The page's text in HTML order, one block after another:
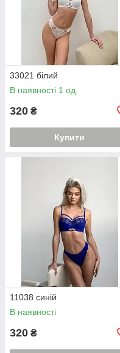
33021 білий
В наявності 1 од.
320 ₴
Купити
11038 синій
В наявності
320 ₴